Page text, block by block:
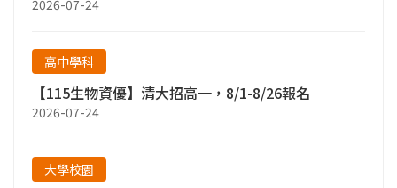
2026-07-24
高中學科
【115生物資優】清大招高一，8/1-8/26報名
2026-07-24
大學校園